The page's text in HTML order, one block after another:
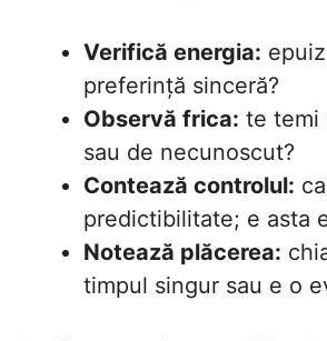
Verifică energia:
preferință sinceră?
Observă frica: te temi
sau de necunoscut?
Contează controlul:
predictibilitate; e asta
Notează plăcerea:
timpul singur sau e o